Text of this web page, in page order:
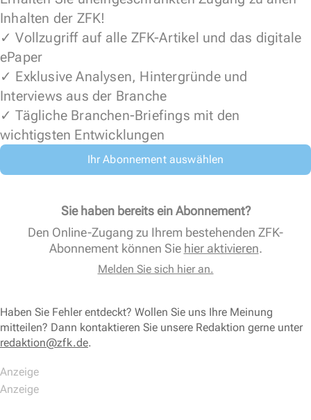
Inhalten der ZFK!
✓ Vollzugriff auf alle ZFK-Artikel und das digitale
ePaper
✓ Exklusive Analysen, Hintergründe und
Interviews aus der Branche
✓ Tägliche Branchen-Briefings mit den
wichtigsten Entwicklungen
Ihr Abonnement auswählen
Sie haben bereits ein Abonnement?
Den Online-Zugang zu Ihrem bestehenden ZFK-
Abonnement können Sie hier aktivieren.
Melden Sie sich hier an.
Haben Sie Fehler entdeckt? Wollen Sie uns Ihre Meinung
mitteilen? Dann kontaktieren Sie unsere Redaktion gerne unter
redaktion@zfk.de.